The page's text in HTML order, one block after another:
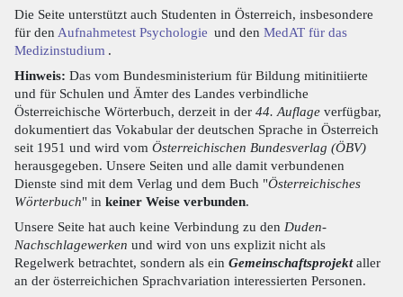
Die Seite unterstützt auch Studenten in Österreich, insbesondere
für den Aufnahmetest Psychologie und den MedAT für das
Medizinstudium .
Hinweis: Das vom Bundesministerium für Bildung mitinitiierte
und für Schulen und Ämter des Landes verbindliche
Österreichische Wörterbuch, derzeit in der 44. Auflage verfügbar,
dokumentiert das Vokabular der deutschen Sprache in Österreich
seit 1951 und wird vom Österreichischen Bundesverlag (ÖBV)
herausgegeben. Unsere Seiten und alle damit verbundenen
Dienste sind mit dem Verlag und dem Buch "Österreichisches
Wörterbuch" in keiner Weise verbunden.
Unsere Seite hat auch keine Verbindung zu den Duden-
Nachschlagewerken und wird von uns explizit nicht als
Regelwerk betrachtet, sondern als ein Gemeinschaftsprojektaller
an der österreichichen Sprachvariation interessierten Personen.